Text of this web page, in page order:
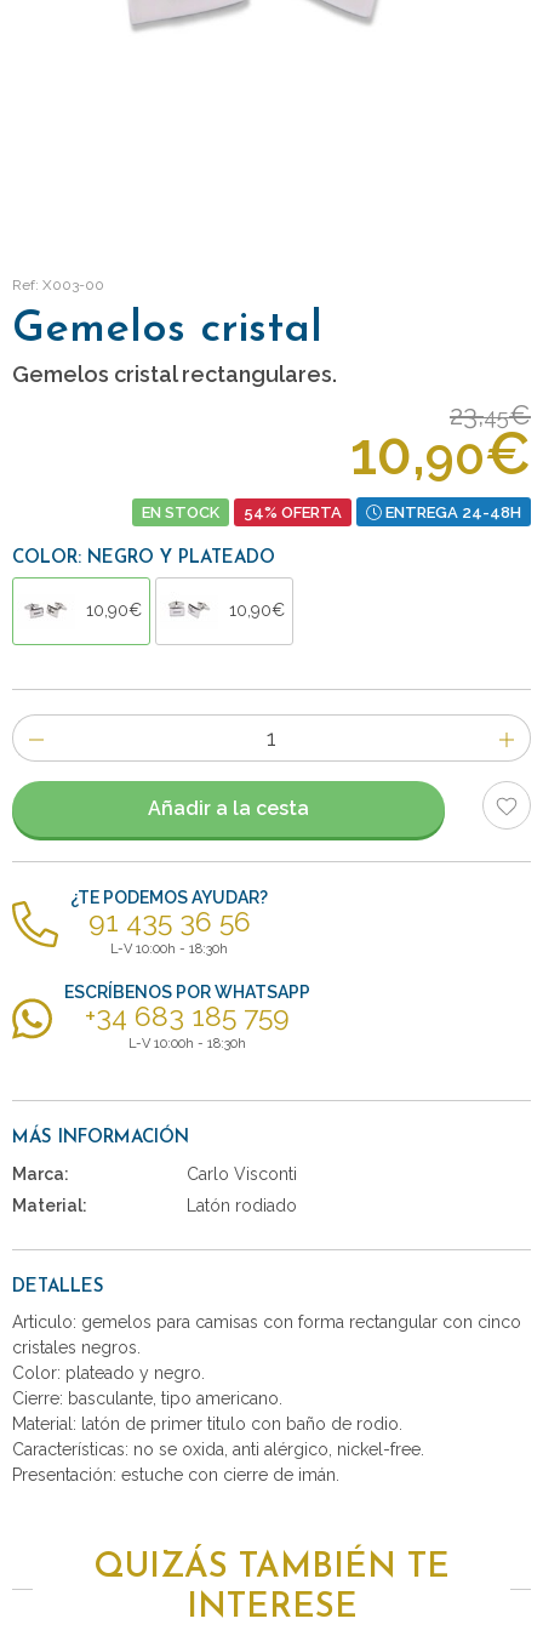
Ref: X003-00
Gemelos cristal
Gemelos cristal rectangulares.
23,45€
10,90€
EN STOCK 54% OFERTA ENTREGA 24-48H
COLOR: NEGRO Y PLATEADO
10,90€ 10,90€
Número
de
artículos
Añadir a la cesta
¿TE PODEMOS AYUDAR?
91 435 36 56
L-V 10:00h - 18:30h
ESCRÍBENOS POR WHATSAPP
+34 683 185 759
L-V 10:00h - 18:30h
MÁS INFORMACIÓN
Marca:
Carlo Visconti
Material:
Latón rodiado
DETALLES
Articulo: gemelos para camisas con forma rectangular con cinco
cristales negros.
Color: plateado y negro.
Cierre: basculante, tipo americano.
Material: latón de primer titulo con baño de rodio.
Características: no se oxida, anti alérgico, nickel-free.
Presentación: estuche con cierre de imán.
QUIZÁS TAMBIÉN TE
INTERESE